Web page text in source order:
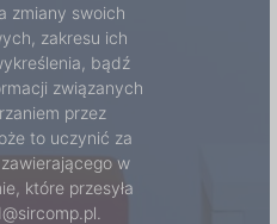
zmiany swoich
zakresu ich
bądź
związanych
przez
to uczynić za
w
które przesyła